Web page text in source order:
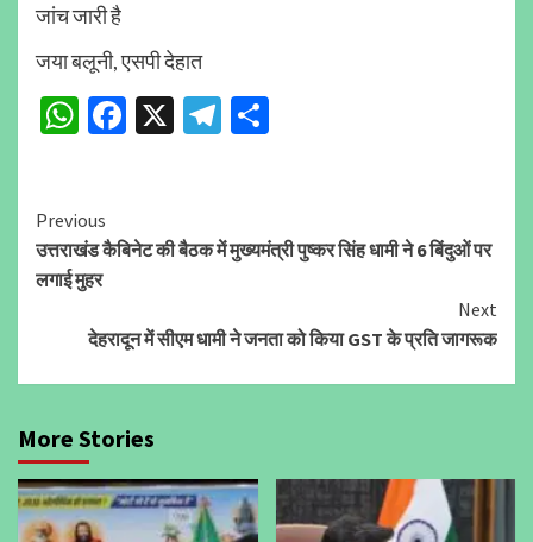
जांच जारी है
जया बलूनी, एसपी देहात
WhatsApp
Facebook
X Telegram
Continue
Reading
Previous
उत्तराखंड कैबिनेट की बैठक में मुख्यमंत्री पुष्कर सिंह धामी ने 6 बिंदुओं पर
लगाई मुहर
Next
देहरादून में सीएम धामी ने जनता को किया GST के प्रति जागरूक
More Stories